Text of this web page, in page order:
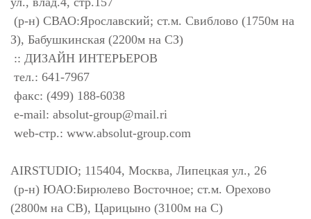
(р-н) СВАО:Ярославский; ст.м. Свиблово (1750м на
З), Бабушкинская (2200м на СЗ)
:: ДИЗАЙН ИНТЕРЬЕРОВ
тел.: 641-7967
факс: (499) 188-6038
e-mail: absolut-group@mail.ri
web-стр.: www.absolut-group.com
AIRSTUDIO; 115404, Москва, Липецкая ул., 26
(р-н) ЮАО:Бирюлево Восточное; ст.м. Орехово
(2800м на СВ), Царицыно (3100м на С)